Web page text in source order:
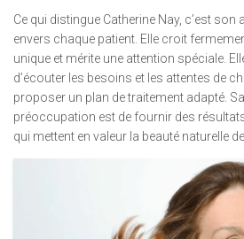
Ce qui distingue Catherine Nay, c’est
envers chaque patient. Elle croit
unique et mérite une attention spéciale.
d’écouter les besoins et les attentes de
proposer un plan de traitement adapté.
préoccupation est de fournir des
qui mettent en valeur la beauté naturelle